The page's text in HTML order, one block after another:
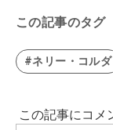
この記事のタグ
#ネリー・コルダ